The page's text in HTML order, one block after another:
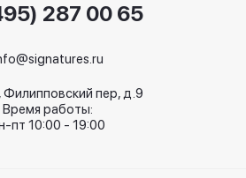
287 00 65
Филипповский пер, д.9
Время работы:
пт 10:00 - 19:00